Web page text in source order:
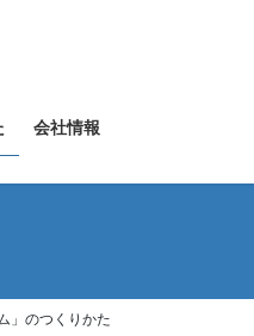
会社情報
」のつくりかた